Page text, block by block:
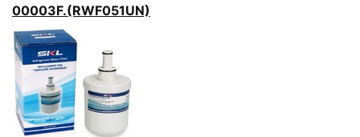
00003F.(RWF051UN)